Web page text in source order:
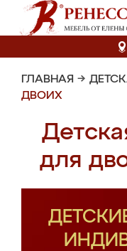
ГЛАВНАЯ →
ДВОИХ
для